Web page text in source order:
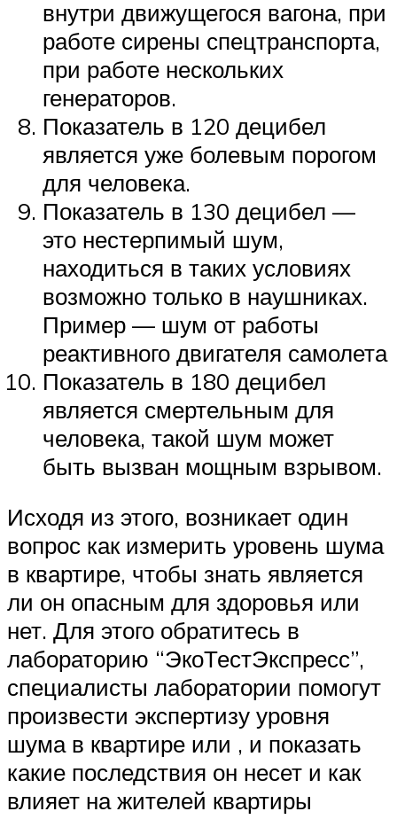
внутри движущегося вагона, при
работе сирены спецтранспорта,
при работе нескольких
генераторов.
Показатель в 120 децибел
является уже болевым порогом
для человека.
Показатель в 130 децибел —
это нестерпимый шум,
находиться в таких условиях
возможно только в наушниках.
Пример — шум от работы
реактивного двигателя самолета
Показатель в 180 децибел
является смертельным для
человека, такой шум может
быть вызван мощным взрывом.
Исходя из этого, возникает один
вопрос как измерить уровень шума
в квартире, чтобы знать является
ли он опасным для здоровья или
нет. Для этого обратитесь в
лабораторию “ЭкоТестЭкспресс”,
специалисты лаборатории помогут
произвести экспертизу уровня
шума в квартире или , и показать
какие последствия он несет и как
влияет на жителей квартиры